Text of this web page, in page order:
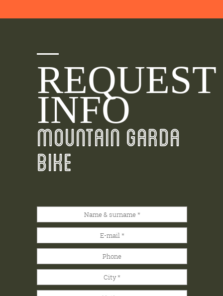
REQUEST
INFO
MOUNTAIN GARDA
BIKE